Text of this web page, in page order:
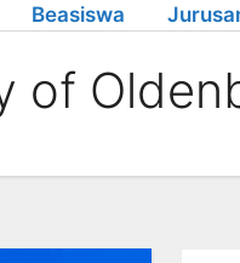
Beasiswa
of